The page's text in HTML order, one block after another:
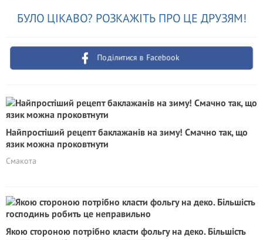
БУЛО ЦІКАВО? РОЗКАЖІТЬ ПРО ЦЕ ДРУЗЯМ!
Поділитися в Facebook
Найпростіший рецепт баклажанів на зиму! Смачно так, що
язик можна проковтнути
Смакота
Якою стороною потрібно класти фольгу на деко. Більшість